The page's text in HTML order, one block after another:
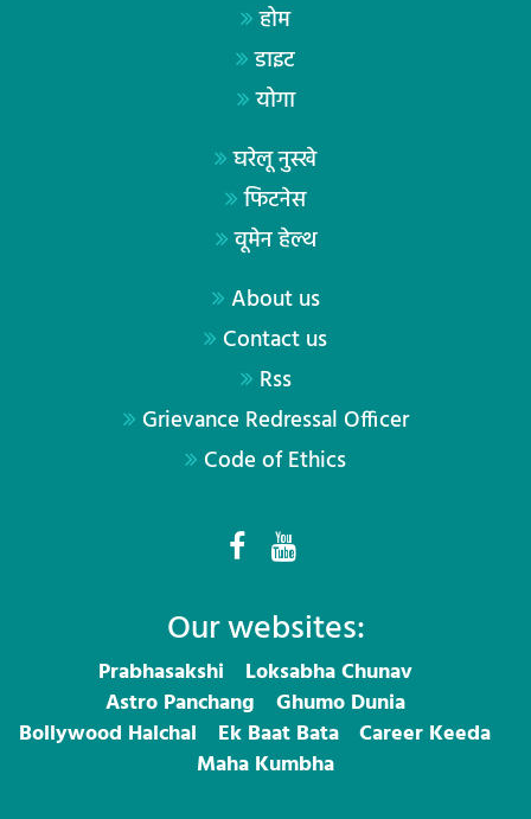
होम
डाइट
योगा
घरेलू नुस्खे
फिटनेस
वूमेन हेल्थ
About us
Contact us
Rss
Grievance Redressal Officer
Code of Ethics
Our websites:
Prabhasakshi
Loksabha Chunav
Astro Panchang
Ghumo Dunia
Bollywood Halchal
Ek Baat Bata
Career Keeda
Maha Kumbha